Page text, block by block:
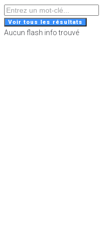
Search
...Voir tous les résultats
Aucun flash info trouvé